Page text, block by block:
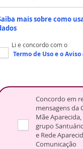
mais sobre como
Li e concordo com o
Termo de Usoe oAviso
Concordo em
mensagens da
Mãe
grupo
e Rede
Comunicação